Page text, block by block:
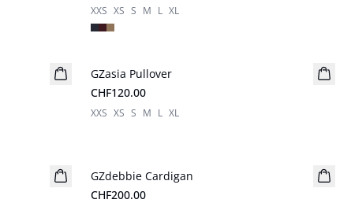
XXS XS S M L XL
Neuheiten
GZasia Pullover
CHF120.00
XXS XS S M L XL
Neuheiten
GZdebbie Cardigan
CHF200.00